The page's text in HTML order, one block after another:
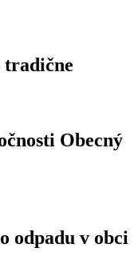
tradične
Obecný
odpadu v obci